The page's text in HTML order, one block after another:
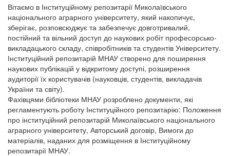
Вітаємо в Інституційному репозитарії Миколаївського
національного аграрного університету, який накопичує,
зберігає, розповсюджує та забезпечує довготривалий,
постійний та вільний доступ до наукових робіт професорсько-
викладацького складу, співробітників та студентів Університету.
Інституційний репозитарій МНАУ створено для поширення
наукових публікацій у відкритому доступі, розширення
аудиторії їх користувачів (науковців, студентів, викладачів
України та світу).
Фахівцями бібліотеки МНАУ розроблено документи, які
регламентують роботу Інституційного репозитарію: Положення
про інституційний репозитарій Миколаївського національного
аграрного університету, Авторський договір, Вимоги до
матеріалів, наданих для розміщення в Інституційному
репозитарії МНАУ.